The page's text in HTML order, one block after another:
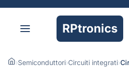
RPtronics
›Semiconduttori›Circuiti integrati›